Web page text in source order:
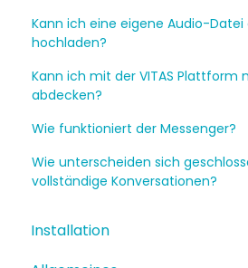
Kann ich eine eigene Audio-Datei
hochladen?
Kann ich mit der VITAS Plattform
abdecken?
Wie funktioniert der Messenger?
Wie unterscheiden sich
vollständige Konversationen?
Installation